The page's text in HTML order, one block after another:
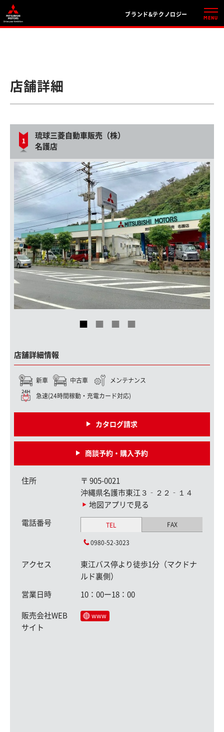
ブランド&テクノロジー
店舗詳細
琉球三菱自動車販売（株）
名護店
店舗詳細情報
新車 中古車 メンテナンス
急速(24時間稼動・充電カード対応)
カタログ請求
商談予約・購入予約
住所 〒 905-0021
沖縄県名護市東江３‐２２‐１４
地図アプリで見る
電話番号 TEL FAX
0980-52-3023
アクセス
東江バス停より徒歩1分（マクドナ
ルド裏側）
営業日時 10：00ー18：00
販売会社WEB
サイト
www